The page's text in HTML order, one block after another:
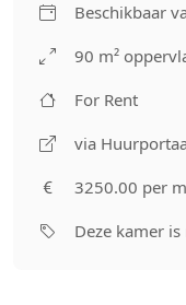
Beschikbaar
90 m²
For Rent
via
3250.00 per
Deze kamer